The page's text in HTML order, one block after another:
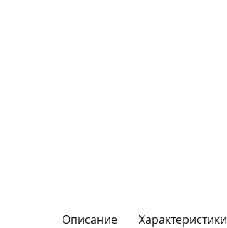
Описание Характеристики